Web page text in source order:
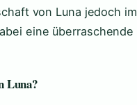
von Luna jedoch
eine überraschende
Luna?